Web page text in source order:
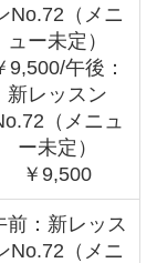
No.72（メニ
ュー未定）
9,500/午後：
新レッスン
（メニュ
ー未定）
￥9,500
前：新レッス
No.72（メニ